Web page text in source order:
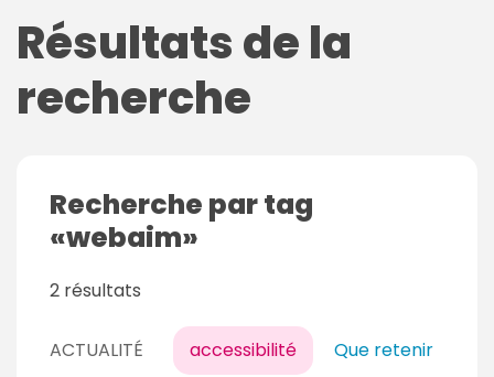
Résultats de la
recherche
Recherche par tag
webaim
2 résultats
ACTUALITÉ accessibilité
Que retenir